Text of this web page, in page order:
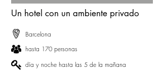
Un hotel con un ambiente privado
Barcelona
hasta 170 personas
día y noche hasta las 5 de la mañana